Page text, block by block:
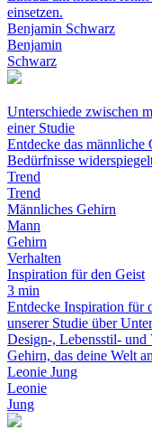
einsetzen.
Benjamin Schwarz
Benjamin
Schwarz
Unterschiede zwischen
einer Studie
Entdecke das männliche
Bedürfnisse
Trend
Trend
Männliches Gehirn
Mann
Gehirn
Verhalten
Inspiration für den Geist
3 min
Entdecke Inspiration für
unserer Studie über
Design-, Lebensstil- und
Gehirn, das deine Welt
Leonie Jung
Leonie
Jung